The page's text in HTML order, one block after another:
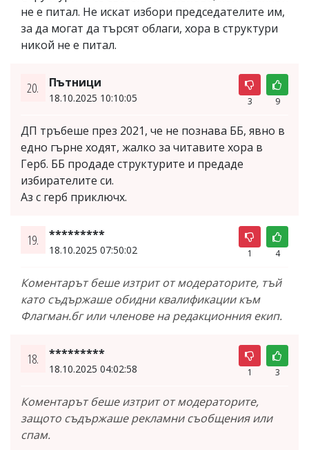
не е питал. Не искат избори председателите им,
за да могат да търсят облаги, хора в структури
никой не е питал.
20. Пътници
18.10.2025 10:10:05 3 9
ДП тръбеше през 2021, че не познава ББ, явно в
едно гърне ходят, жалко за читавите хора в
Герб. ББ продаде структурите и предаде
избирателите си.
Аз с герб приключх.
19. *********
18.10.2025 07:50:02 1 4
Коментарът беше изтрит от модераторите, тъй
като съдържаше обидни квалификации към
Флагман.бг или членове на редакционния екип.
18. *********
18.10.2025 04:02:58 1 3
Коментарът беше изтрит от модераторите,
защото съдържаше рекламни съобщения или
спам.